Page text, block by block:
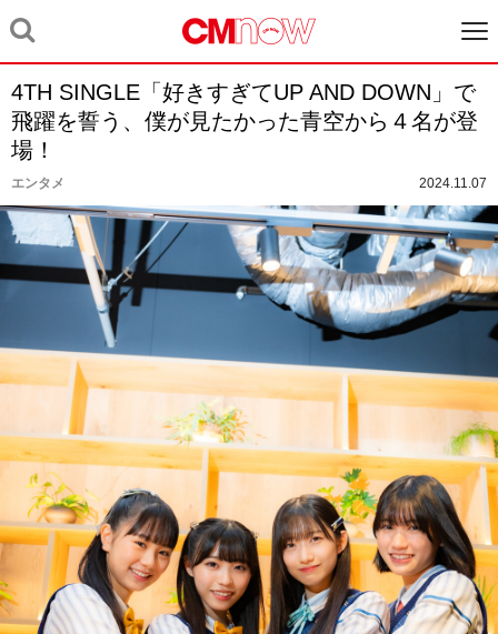
4TH SINGLE「好きすぎてUP AND DOWN」で
飛躍を誓う、僕が見たかった青空から４名が登
場！
エンタメ 2024.11.07